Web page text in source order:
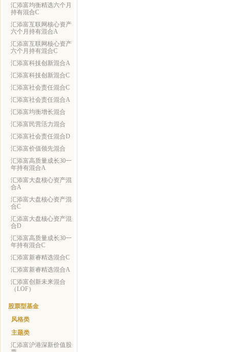
汇添富均衡精选六个月
持有混合C
汇添富互联网核心资产
六个月持有混合A
汇添富互联网核心资产
六个月持有混合C
汇添富科技创新混合A
汇添富科技创新混合C
汇添富社会责任混合C
汇添富社会责任混合A
汇添富均衡增长混合
汇添富民营活力混合
汇添富社会责任混合D
汇添富价值领先混合
汇添富高质量成长30一
年持有混合A
汇添富大盘核心资产混
合A
汇添富大盘核心资产混
合C
汇添富大盘核心资产混
合D
汇添富高质量成长30一
年持有混合C
汇添富新睿精选混合C
汇添富新睿精选混合A
汇添富创新未来混合
（LOF）
股票型基金
风格类
主题类
汇添富沪港深新价值股